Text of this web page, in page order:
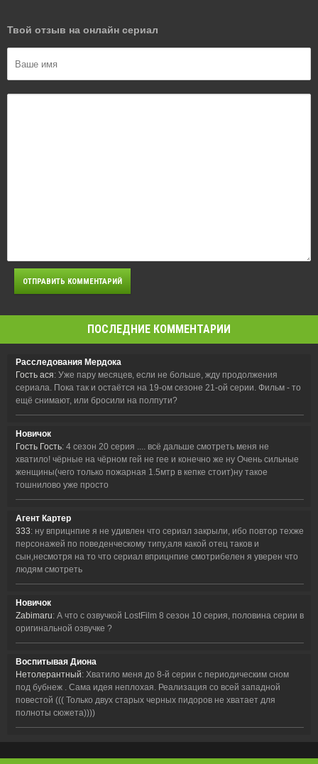
Твой отзыв на онлайн сериал
ПОСЛЕДНИЕ КОММЕНТАРИИ
Расследования Мердока
Гость ася: Уже пару месяцев, если не больше, жду продолжения
сериала. Пока так и остаётся на 19-ом сезоне 21-ой серии. Фильм - то
ещё снимают, или бросили на полпути?
Новичок
Гость Гость: 4 сезон 20 серия .... всё дальше смотреть меня не
хватило! чёрные на чёрном гей не гее и конечно же ну Очень сильные
женщины(чего только пожарная 1.5мтр в кепке стоит)ну такое
тошнилово уже просто
Агент Картер
333: ну вприцнпие я не удивлен что сериал закрыли, ибо повтор техже
персонажей по поведенческому типу,аля какой отец таков и
сын,несмотря на то что сериал вприцнпие смотрибелен я уверен что
людям смотреть
Новичок
Zabimaru: А что с озвучкой LostFilm 8 сезон 10 серия, половина серии в
оригинальной озвучке ?
Воспитывая Диона
Нетолерантный: Хватило меня до 8-й серии с периодическим сном
под бубнеж . Сама идея неплохая. Реализация со всей западной
повестой ((( Только двух старых черных пидоров не хватает для
полноты сюжета))))